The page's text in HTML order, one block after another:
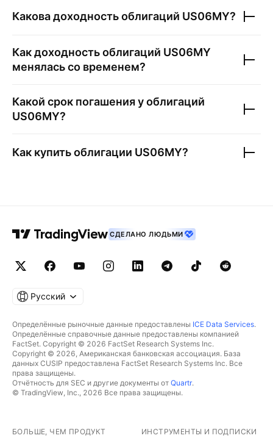
Какова доходность облигаций US06MY?
Как доходность облигаций US06MY
менялась со временем?
Какой срок погашения у облигаций
US06MY?
Как купить облигации US06MY?
СДЕЛАНО ЛЮДЬМИ
Русский
Определённые рыночные данные предоставлены ICE Data Services.
Определённые справочные данные предоставлены компанией
FactSet. Copyright © 2026 FactSet Research Systems Inc.
Copyright © 2026, Американская банковская ассоциация. База
данных CUSIP предоставлена FactSet Research Systems Inc. Все
права защищены.
Отчётность для SEC и другие документы от Quartr.
© TradingView, Inc., 2026 Все права защищены.
БОЛЬШЕ, ЧЕМ ПРОДУКТ ИНСТРУМЕНТЫ И ПОДПИСКИ